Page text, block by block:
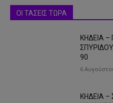
ΟΙ ΤΑΣΕΙΣ ΤΩΡΑ
ΚΗΔΕΙΑ
90
6
ΚΗΔΕΙΑ